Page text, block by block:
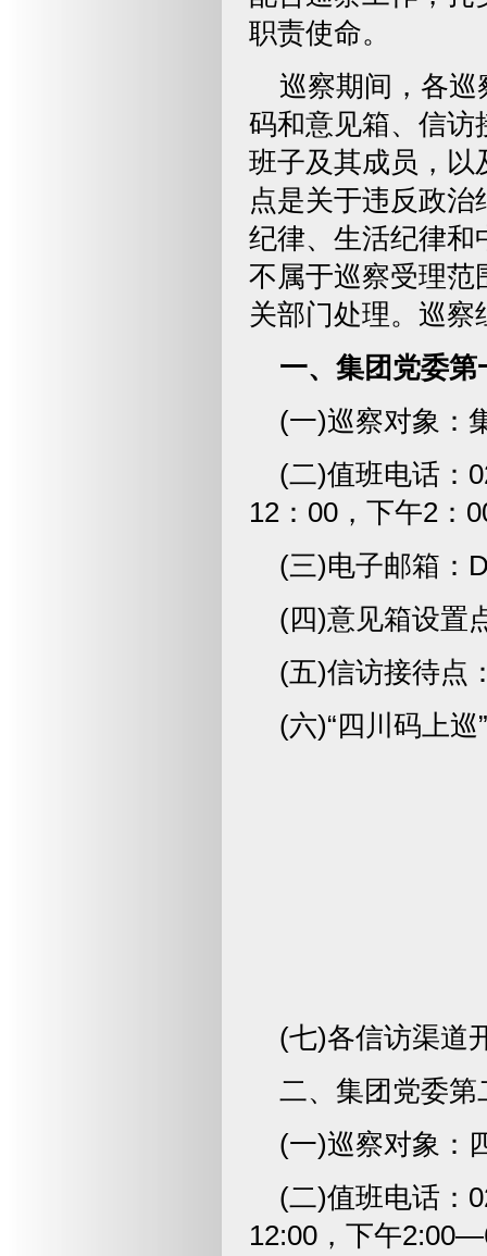
职责使命。
巡察期间，各巡
码和意见箱、信访
班子及其成员，以
点是关于违反政
纪律、生活纪律和
不属于巡察受理范
关部门处理。巡
一、集团党委
(一)巡察对象：
(二)值班电话：
12：00，下午2：
(三)电子邮箱：
(四)意见箱设置
(五)信访接待点
(六)“四川码上
(七)各信访渠道
二、集团党委第
(一)巡察对象：
(二)值班电话：
12:00，下午